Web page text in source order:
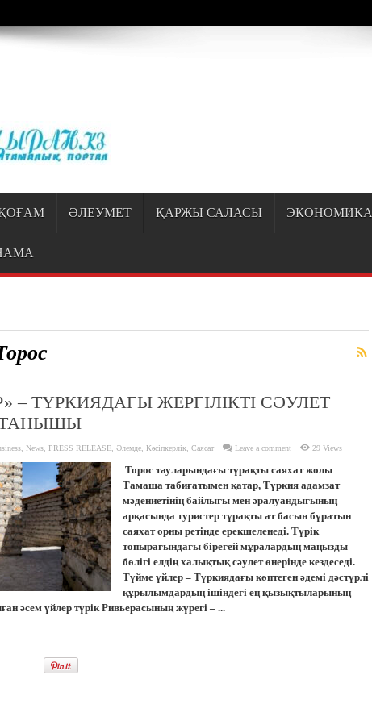
ӘЛЕУМЕТ ҚАРЖЫ САЛАСЫ ЭКОНОМИКА
– ТҮРКИЯДАҒЫ ЖЕРГІЛІКТІ СӘУЛЕТ
, News, PRESS RELEASE, Әлемде, Кәсіпкерлік Саясат Leave a comment 29 Views
Торос тауларындағы тұрақты саяхат жолы
Тамаша табиғатымен қатар, Түркия адамзат
мәдениетінің байлығы мен әралуандығының
арқасында туристер тұрақты ат басын бұратын
саяхат орны ретінде ерекшеленеді. Түрік
топырағындағы бірегей мұралардың маңызды
бөлігі елдің халықтық сәулет өнерінде кездеседі.
Түйме үйлер – Түркиядағы көптеген әдемі дәстүрлі
құрылымдардың ішіндегі ең қызықтыларының
әсем үйлер түрік Ривьерасының жүрегі – ...